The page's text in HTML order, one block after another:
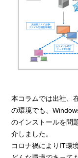
本コラムでは出社、
の環境でも、
のインストールを問
介しました。
コロナ禍によりIT環